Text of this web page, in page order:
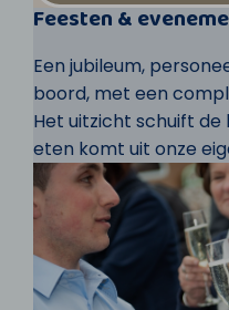
Feesten &
Een jubileum,
boord, met een
Het uitzicht schuift
eten komt uit onze